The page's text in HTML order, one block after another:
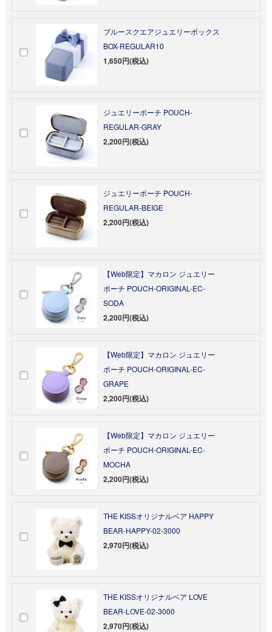
ブルースクエアジュエリーボックス
BOX-REGULAR10
1,650円(税込)
ジュエリーポーチ POUCH-
REGULAR-GRAY
2,200円(税込)
ジュエリーポーチ POUCH-
REGULAR-BEIGE
2,200円(税込)
【Web限定】マカロン ジュエリー
ポーチ POUCH-ORIGINAL-EC-
SODA
2,200円(税込)
【Web限定】マカロン ジュエリー
ポーチ POUCH-ORIGINAL-EC-
GRAPE
2,200円(税込)
【Web限定】マカロン ジュエリー
ポーチ POUCH-ORIGINAL-EC-
MOCHA
2,200円(税込)
THE KISSオリジナルベア HAPPY
BEAR-HAPPY-02-3000
2,970円(税込)
THE KISSオリジナルベア LOVE
BEAR-LOVE-02-3000
2,970円(税込)